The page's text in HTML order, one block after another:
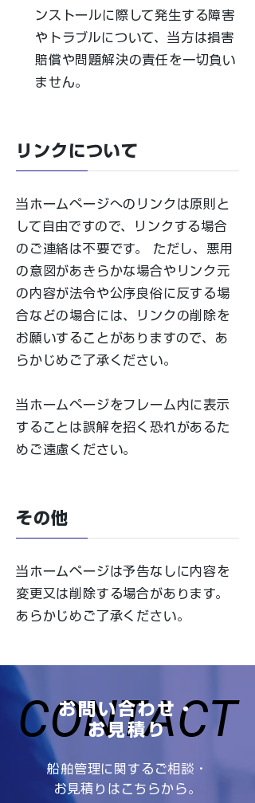
ンストールに際して発生する障害
やトラブルについて、当方は損害
賠償や問題解決の責任を一切負い
ません。
リンクについて
当ホームページへのリンクは原則と
して自由ですので、リンクする場合
のご連絡は不要です。 ただし、悪用
の意図があきらかな場合やリンク元
の内容が法令や公序良俗に反する場
合などの場合には、リンクの削除を
お願いすることがありますので、あ
らかじめご了承ください。
当ホームページをフレーム内に表示
することは誤解を招く恐れがあるた
めご遠慮ください。
その他
当ホームページは予告なしに内容を
変更又は削除する場合があります。
あらかじめご了承ください。
CONTACT
CONTACT
お問い合わせ・
お見積り
船舶管理に関するご相談・
お見積りはこちらから。